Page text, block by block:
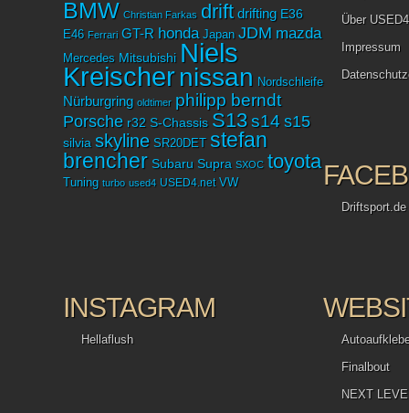
BMW Christian Farkas drift drifting E36
E46 Ferrari GT-R honda Japan JDM mazda
Mercedes Mitsubishi Niels
Kreischer nissan Nordschleife
Nürburgring oldtimer philipp berndt
Porsche r32 S-Chassis S13 s14 s15
silvia skyline SR20DET stefan
brencher Subaru Supra SXOC toyota
Tuning turbo used4 USED4.net VW
Über
Impressum
Driftsport.de
INSTAGRAM
Hellaflush
Finalbout
NEXT